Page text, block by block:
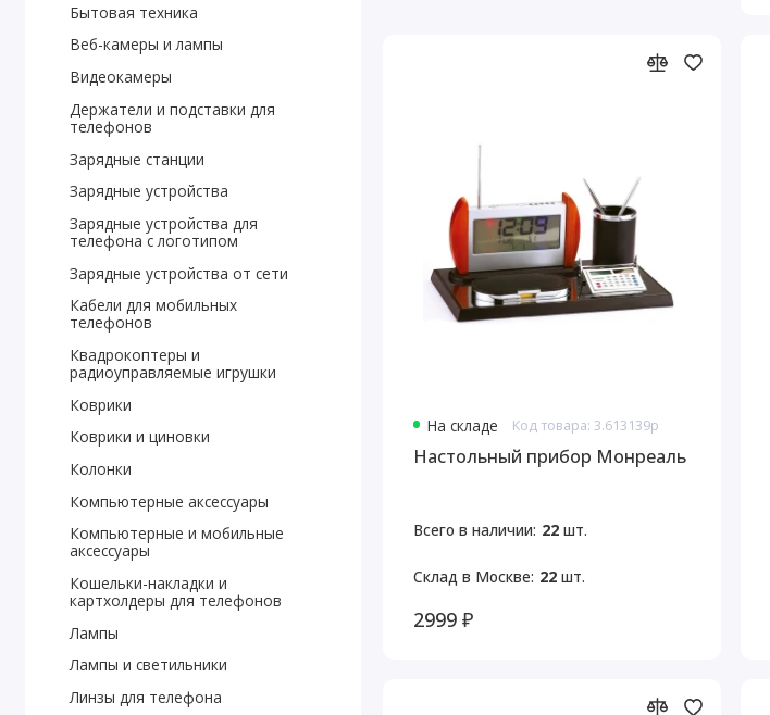
Бытовая техника
Веб-камеры и лампы
Видеокамеры
Держатели и подставки для
телефонов
Зарядные станции
Зарядные устройства
Зарядные устройства для
телефона с логотипом
Зарядные устройства от сети
Кабели для мобильных
телефонов
Квадрокоптеры и
радиоуправляемые игрушки
Коврики
Коврики и циновки
Колонки
Компьютерные аксессуары
Компьютерные и мобильные
аксессуары
Кошельки-накладки и
картхолдеры для телефонов
Лампы
Лампы и светильники
Линзы для телефона
На складе Код товара: 3.613139p
Настольный прибор Монреаль
Всего в наличии: 22шт.
Склад в Москве: 22шт.
2999 ₽